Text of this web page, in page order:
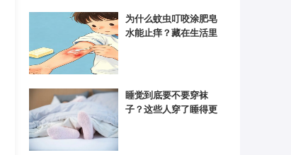
为什么蚊虫叮咬涂肥皂
水能止痒？藏在生活里
睡觉到底要不要穿袜
子？这些人穿了睡得更